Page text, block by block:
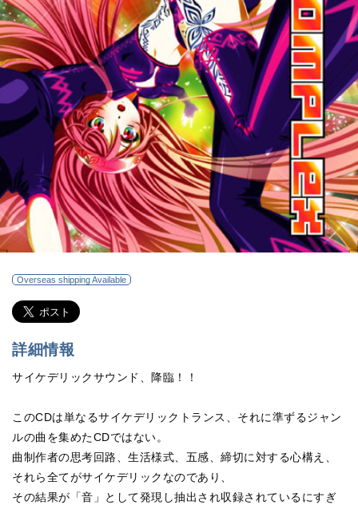
Overseas shipping Available
詳細情報
サイケデリックサウンド、降臨！！
このCDは単なるサイケデリックトランス、それに準ずるジャン
ルの曲を集めたCDではない。
曲制作者の思考回路、生活様式、五感、締切に対する心構え、
それら全てがサイケデリックなのであり、
その結果が「音」として発現し抽出され収録されているにすぎ